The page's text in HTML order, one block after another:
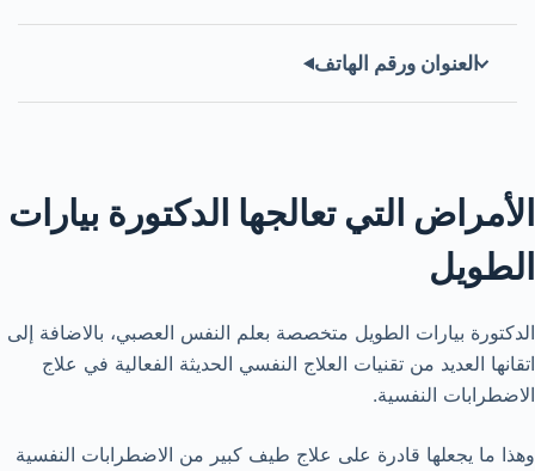
العنوان ورقم الهاتف
الأمراض التي تعالجها الدكتورة بيارات
الطويل
الدكتورة بيارات الطويل متخصصة بعلم النفس العصبي، بالاضافة إلى
اتقانها العديد من تقنيات العلاج النفسي الحديثة الفعالية في علاج
الاضطرابات النفسية.
وهذا ما يجعلها قادرة على علاج طيف كبير من الاضطرابات النفسية